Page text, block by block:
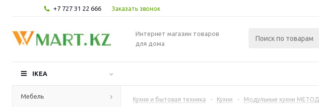
+7 727 31 22 666 Заказать звонок
Интернет магазин товаров
для дома
IKEA
Мебель Кухни и бытовая техника - Кухни - Модульные кухни МЕТОД